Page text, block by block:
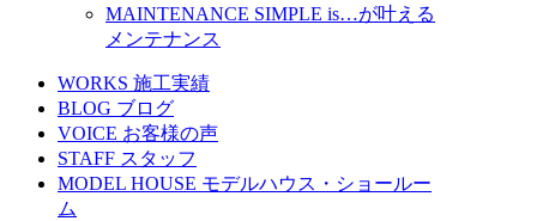
MAINTENANCE SIMPLE is…が叶える
メンテナンス
WORKS 施工実績
BLOG ブログ
VOICE お客様の声
STAFF スタッフ
MODEL HOUSE モデルハウス・ショールー
ム